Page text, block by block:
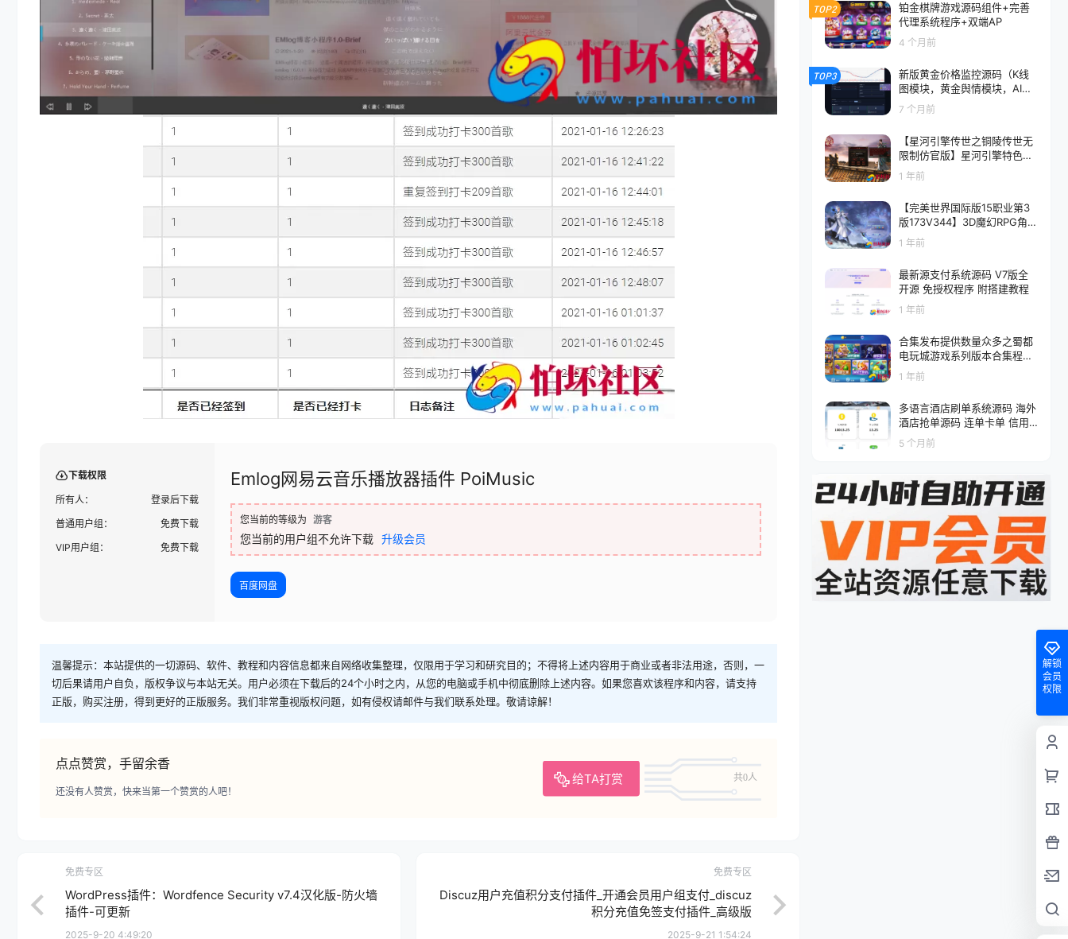
下载权限
所有人：
登录后下载
普通用户组：
免费下载
VIP用户组：
免费下载
Emlog网易云音乐播放器插件 PoiMusic
您当前的等级为 游客
您当前的用户组不允许下载 升级会员
百度网盘
温馨提示：本站提供的一切源码、软件、教程和内容信息都来自网络收集整理，仅限用于学习和研究目的；不得将上述内容用于商业或者非法用途，否则，一
切后果请用户自负，版权争议与本站无关。用户必须在下载后的24个小时之内，从您的电脑或手机中彻底删除上述内容。如果您喜欢该程序和内容，请支持
正版，购买注册，得到更好的正版服务。我们非常重视版权问题，如有侵权请邮件与我们联系处理。敬请谅解！
点点赞赏，手留余香
给TA打赏 共0人
还没有人赞赏，快来当第一个赞赏的人吧！
免费专区
WordPress插件：Wordfence Security v7.4汉化版-防火墙
插件-可更新
2025-9-20 4:49:20
免费专区
Discuz用户充值积分支付插件_开通会员用户组支付_discuz
积分充值免签支付插件_高级版
2025-9-21 1:54:24
TOP2
铂金棋牌游戏源码组件+完善
代理系统程序+双端AP
4 个月前
TOP3
新版黄金价格监控源码（K线
图模块，黄金舆情模块，AI智
能客服）
7 个月前
【星河引擎传世之铜陵传世无
限制仿官版】星河引擎特色四
职业传奇端游-Win服务端源码
视频架设教程-配套全套补丁登
1 年前
【完美世界国际版15职业第3
版173V344】3D魔幻RPG角色
扮演剧情任务端游-Linux服务
端源码视频架设教程
1 年前
最新源支付系统源码 V7版全
开源 免授权程序 附搭建教程
1 年前
合集发布提供数量众多之蜀都
电玩城游戏系列版本合集程序
蜀都9320版_蜀都857版（附
解密工具）
1 年前
多语言酒店刷单系统源码 海外
酒店抢单源码 连单卡单 信用
分 旅游酒店抢单
5 个月前
解锁
会员
权限